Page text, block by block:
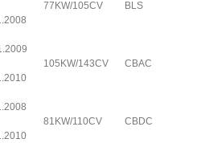
77KW/105CV BLS
105KW/143CV CBAC
81KW/110CV CBDC